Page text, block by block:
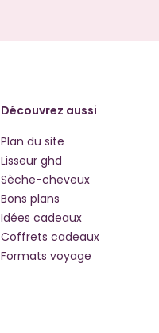
Découvrez aussi
Plan du site
Lisseur ghd
Sèche-cheveux
Bons plans
Idées cadeaux
Coffrets cadeaux
Formats voyage